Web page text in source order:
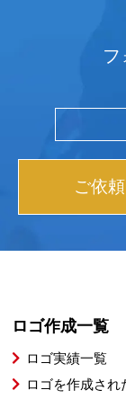
フ
ご依
ロゴ作成一覧
ロゴ実績一覧
ロゴを作成され